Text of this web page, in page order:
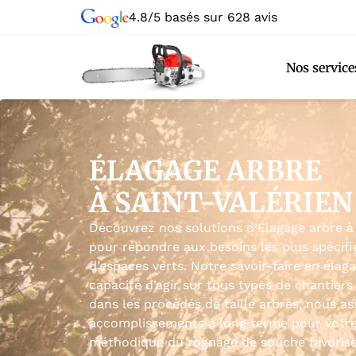
4.8/5 basés sur 628 avis
Nos
ÉLAGAGE ARBRE
À SAINT-VALÉRIEN
Découvrez nos solutions d’Élagage arbre
pour répondre aux besoins les plus
d’espaces verts. Notre savoir-faire en
capacité d’agir sur tous types de
dans les procédés de taille arbres, nous
accomplissements à long terme pour
méthodique du rognage de souche